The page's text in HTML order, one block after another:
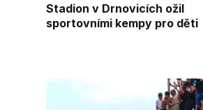
Stadion v Drnovicích ožil
sportovními kempy pro děti